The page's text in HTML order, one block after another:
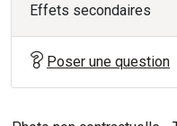
Effets secondaires
Poser une question